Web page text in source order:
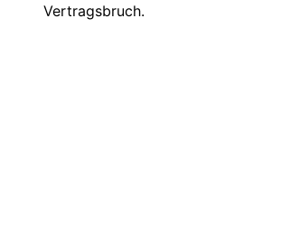
Vertragsbruch.